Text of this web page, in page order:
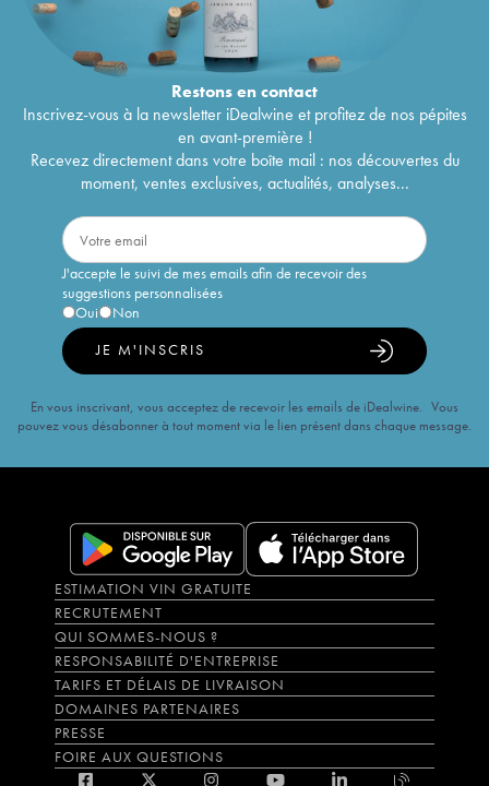
Restons encontact
Inscrivez-vous à la newsletter iDealwine et profitez de nos pépites
en avant-première !
Recevez directement dans votre boîte mail : nos découvertes du
moment, ventes exclusives, actualités, analyses...
J'accepte le suivi de mes emails afin de recevoir des
suggestions personnalisées
Oui
Non
JE M'INSCRIS
En vous inscrivant, vous acceptez de recevoir les emails de iDealwine. Vous
pouvez vous désabonner à tout moment via le lien présent dans chaque message.
ESTIMATION VIN GRATUITE
RECRUTEMENT
QUI SOMMES-NOUS ?
RESPONSABILITÉ D'ENTREPRISE
TARIFS ET DÉLAIS DE LIVRAISON
DOMAINES PARTENAIRES
PRESSE
FOIRE AUX QUESTIONS